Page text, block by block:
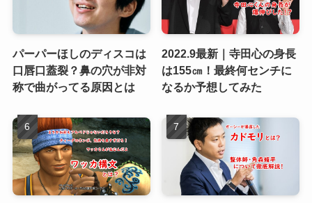
パーパーほしのディスコは
口唇口蓋裂？鼻の穴が非対
称で曲がってる原因とは
2022.9最新｜寺田心の身長
は155㎝！最終何センチに
なるか予想してみた